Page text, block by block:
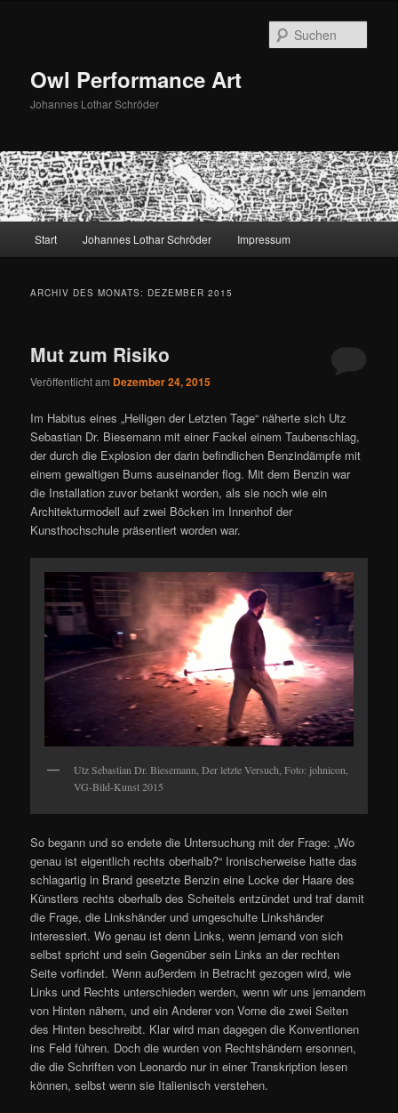
Owl Performance Art
Johannes Lothar Schröder
Start Johannes Lothar Schröder Impressum
ARCHIV DES MONATS: DEZEMBER 2015
Mut zum Risiko
Veröffentlicht am Dezember 24, 2015
Im Habitus eines „Heiligen der Letzten Tage“ näherte sich Utz
Sebastian Dr. Biesemann mit einer Fackel einem Taubenschlag,
der durch die Explosion der darin befindlichen Benzindämpfe mit
einem gewaltigen Bums auseinander flog. Mit dem Benzin war
die Installation zuvor betankt worden, als sie noch wie ein
Architekturmodell auf zwei Böcken im Innenhof der
Kunsthochschule präsentiert worden war.
Utz Sebastian Dr. Biesemann, Der letzte Versuch, Foto: johnicon,
VG-Bild-Kunst 2015
So begann und so endete die Untersuchung mit der Frage: „Wo
genau ist eigentlich rechts oberhalb?“ Ironischerweise hatte das
schlagartig in Brand gesetzte Benzin eine Locke der Haare des
Künstlers rechts oberhalb des Scheitels entzündet und traf damit
die Frage, die Linkshänder und umgeschulte Linkshänder
interessiert. Wo genau ist denn Links, wenn jemand von sich
selbst spricht und sein Gegenüber sein Links an der rechten
Seite vorfindet. Wenn außerdem in Betracht gezogen wird, wie
Links und Rechts unterschieden werden, wenn wir uns jemandem
von Hinten nähern, und ein Anderer von Vorne die zwei Seiten
des Hinten beschreibt. Klar wird man dagegen die Konventionen
ins Feld führen. Doch die wurden von Rechtshändern ersonnen,
die die Schriften von Leonardo nur in einer Transkription lesen
können, selbst wenn sie Italienisch verstehen.